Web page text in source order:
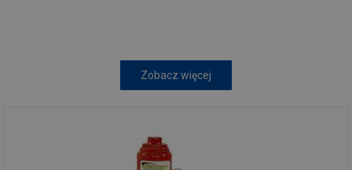
Zobacz więcej